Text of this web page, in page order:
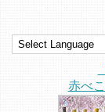
赤べ